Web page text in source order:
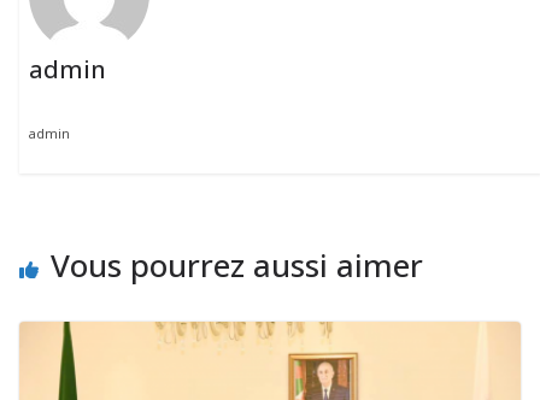
admin
admin
Vous pourrez aussi aimer